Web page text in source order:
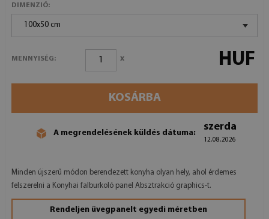
DIMENZIÓ:
100x50 cm
MENNYISÉG: x HUF
KOSÁRBA
A megrendelésének küldés dátuma:
szerda
12.08.2026
Minden újszerű módon berendezett konyha olyan hely, ahol érdemes
felszerelni a Konyhai falburkoló panel Absztrakció graphics-t.
Rendeljen üvegpanelt egyedi méretben